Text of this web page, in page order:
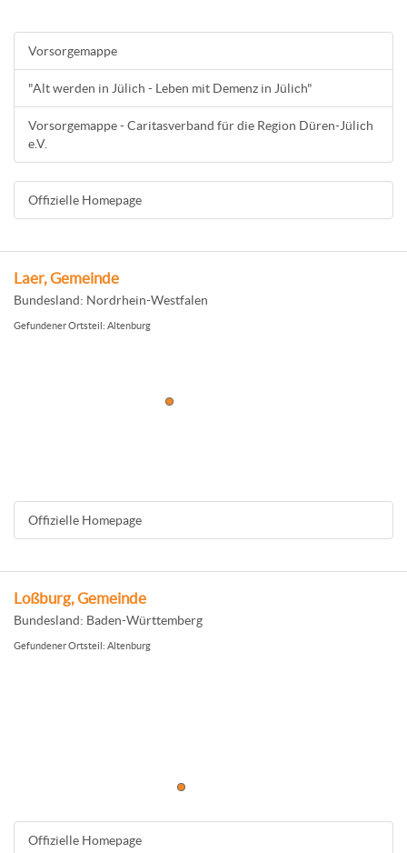
Vorsorgemappe
"Alt werden in Jülich - Leben mit Demenz in Jülich"
Vorsorgemappe - Caritasverband für die Region Düren-Jülich
e.V.
Offizielle Homepage
Laer, Gemeinde
Bundesland: Nordrhein-Westfalen
Gefundener Ortsteil: Altenburg
Offizielle Homepage
Loßburg, Gemeinde
Bundesland: Baden-Württemberg
Gefundener Ortsteil: Altenburg
Offizielle Homepage